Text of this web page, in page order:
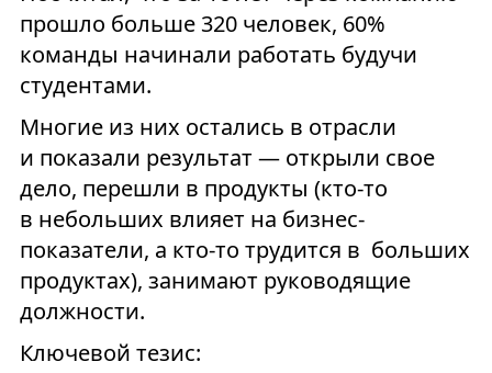
прошло больше 320 человек, 60%
команды начинали работать будучи
студентами.
Многие из них остались в отрасли
и показали результат — открыли свое
дело, перешли в продукты (кто-то
в небольших влияет на бизнес-
показатели, а кто-то трудится в больших
продуктах), занимают руководящие
должности.
Ключевой тезис: